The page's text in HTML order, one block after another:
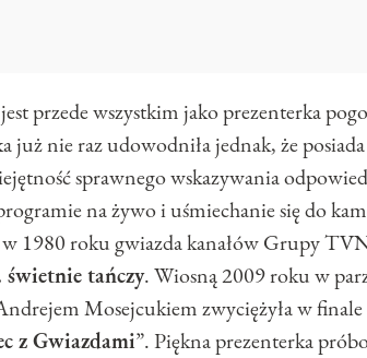
przede wszystkim jako prezenterka
już nie raz udowodniła jednak, że
sprawnego wskazywania
na żywo i uśmiechanie się do
1980 roku gwiazda kanałów Grupy
tańczy. Wiosną 2009 roku w
Mosejcukiem zwyciężyła w
z Gwiazdami”. Piękna prezenterka